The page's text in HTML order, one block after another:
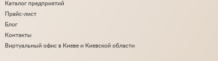
Каталог предприятий
Прайс-лист
Блог
Контакты
Виртуальный офис в Киеве и Киевской области